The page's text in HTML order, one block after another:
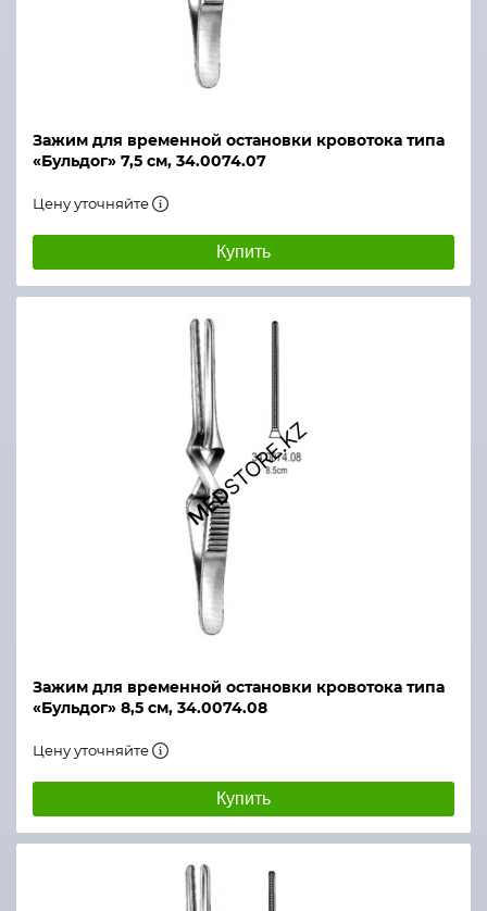
Зажим для временной остановки кровотока типа
«Бульдог» 7,5 см, 34.0074.07
Цену уточняйте
Купить
Зажим для временной остановки кровотока типа
«Бульдог» 8,5 см, 34.0074.08
Цену уточняйте
Купить